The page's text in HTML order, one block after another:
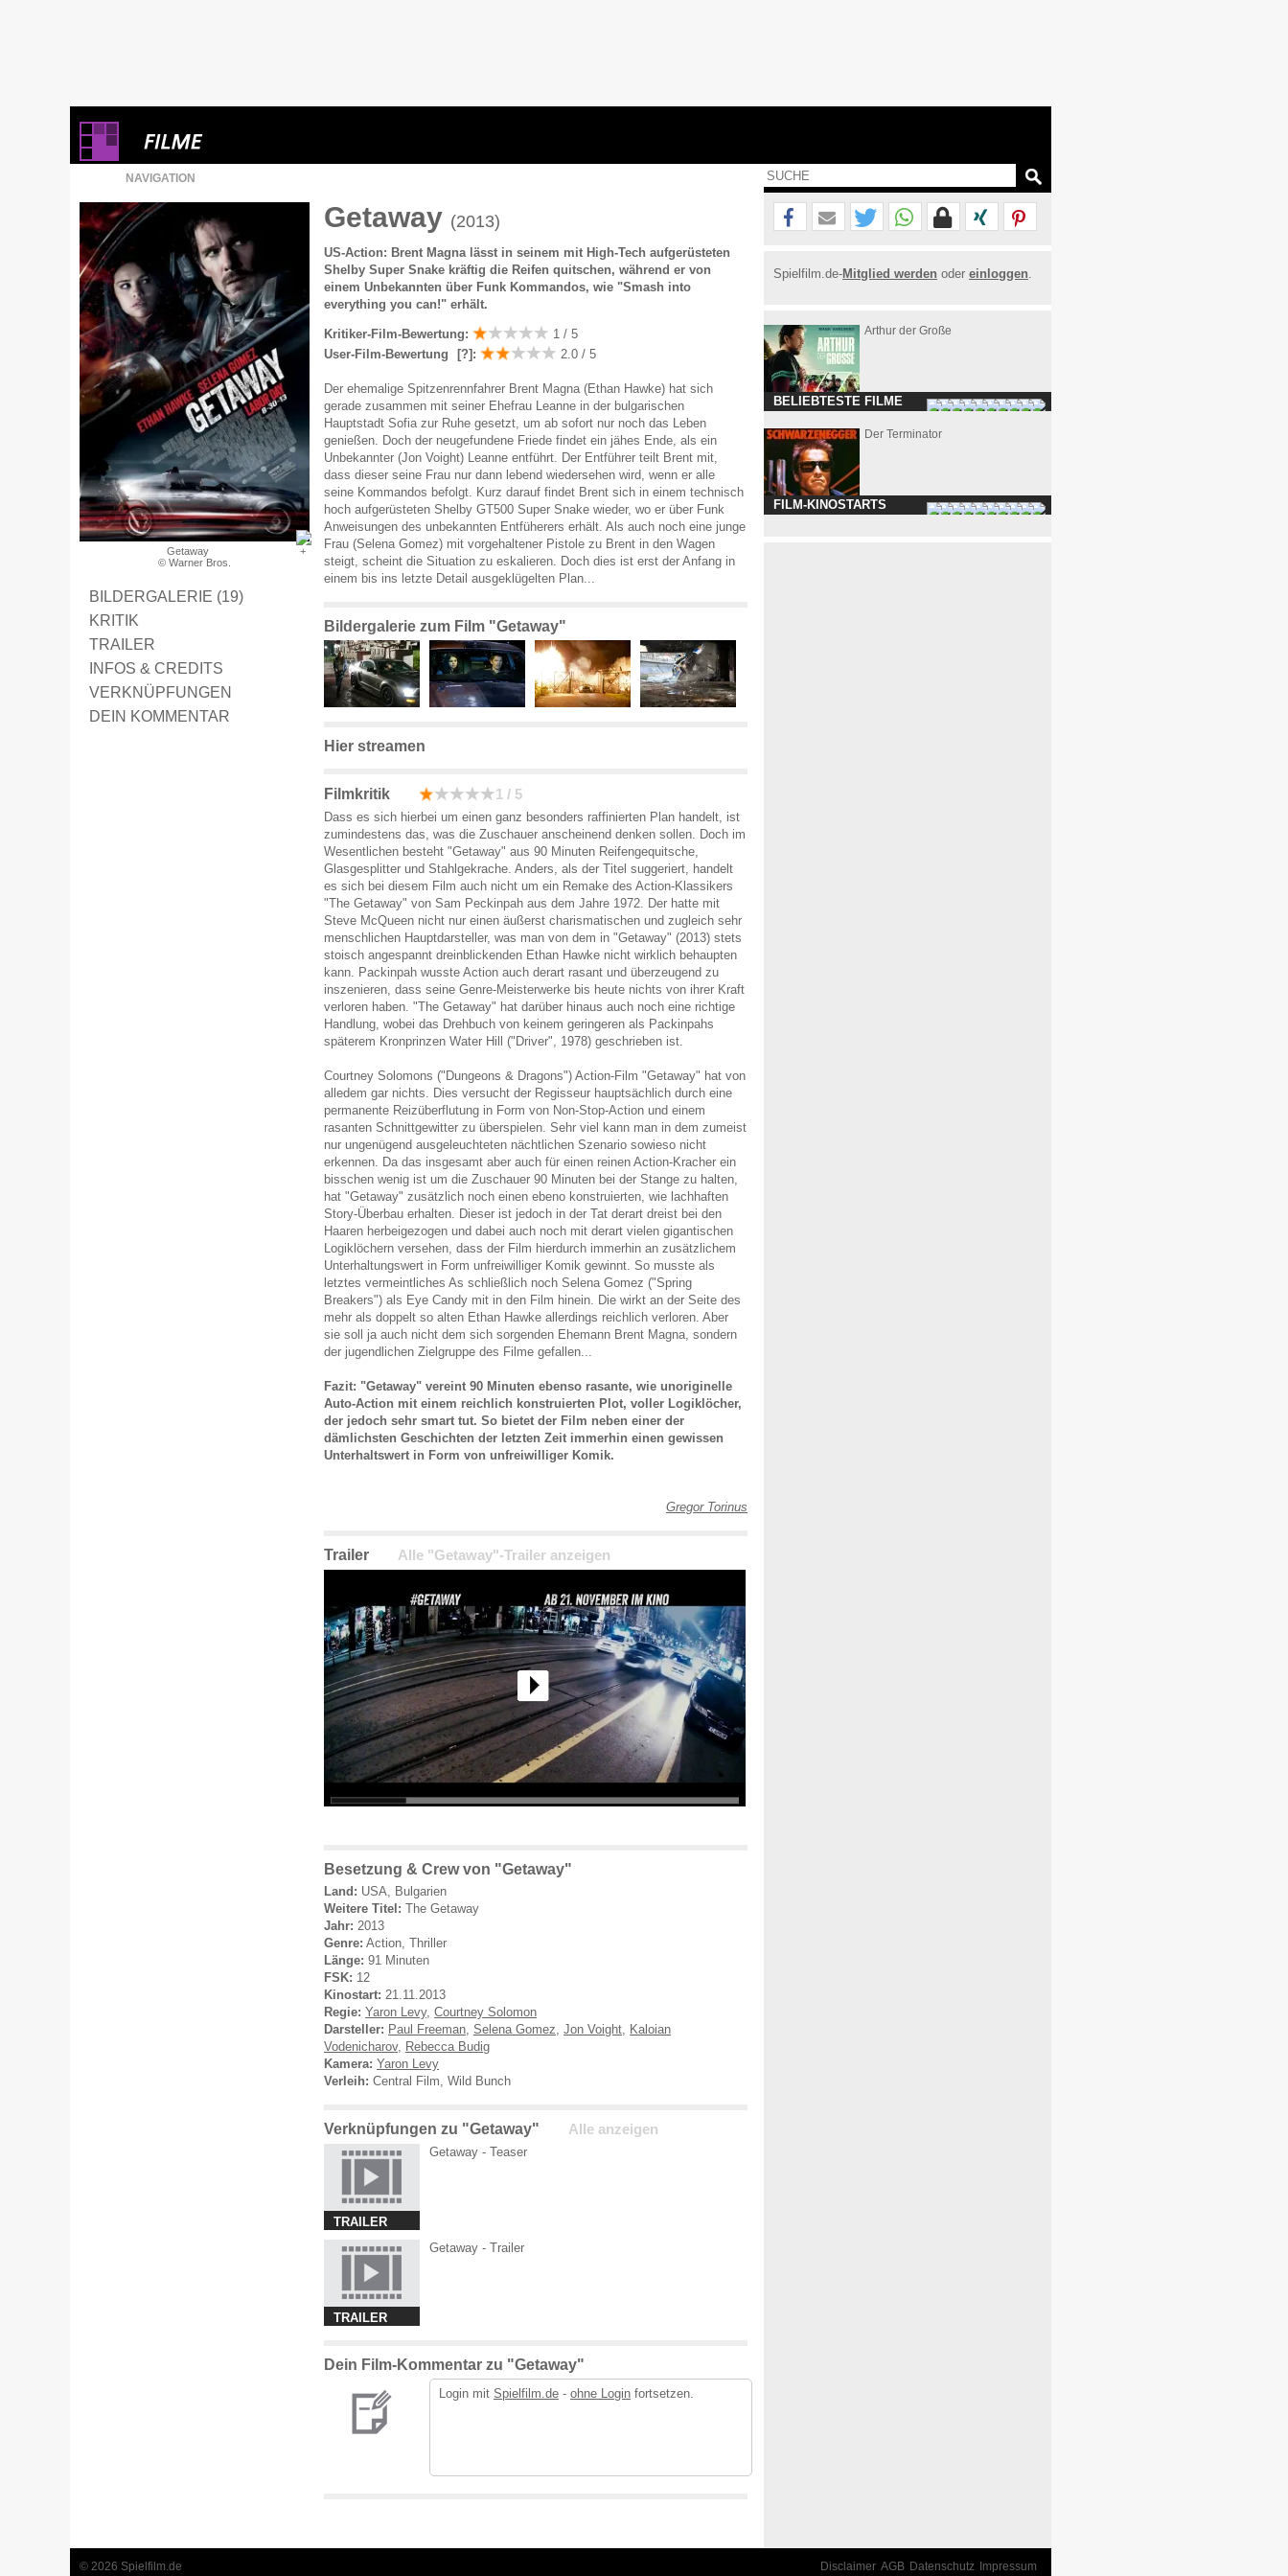
NAVIGATION
Getaway
© Warner Bros.
BILDERGALERIE (19)
KRITIK
TRAILER
INFOS & CREDITS
VERKNÜPFUNGEN
DEIN KOMMENTAR
Getaway (2013)
US-Action: Brent Magna lässt in seinem mit High-Tech aufgerüsteten
Shelby Super Snake kräftig die Reifen quitschen, während er von
einem Unbekannten über Funk Kommandos, wie "Smash into
everything you can!" erhält.
Kritiker-Film-Bewertung:
1 / 5
User-Film-Bewertung
[?] : 2.0 / 5
Der ehemalige Spitzenrennfahrer Brent Magna (Ethan Hawke) hat sich
gerade zusammen mit seiner Ehefrau Leanne in der bulgarischen
Hauptstadt Sofia zur Ruhe gesetzt, um ab sofort nur noch das Leben
genießen. Doch der neugefundene Friede findet ein jähes Ende, als ein
Unbekannter (Jon Voight) Leanne entführt. Der Entführer teilt Brent mit,
dass dieser seine Frau nur dann lebend wiedersehen wird, wenn er alle
seine Kommandos befolgt. Kurz darauf findet Brent sich in einem technisch
hoch aufgerüsteten Shelby GT500 Super Snake wieder, wo er über Funk
Anweisungen des unbekannten Entfüherers erhält. Als auch noch eine junge
Frau (Selena Gomez) mit vorgehaltener Pistole zu Brent in den Wagen
steigt, scheint die Situation zu eskalieren. Doch dies ist erst der Anfang in
einem bis ins letzte Detail ausgeklügelten Plan...
Bildergalerie zum Film "Getaway"
Hier streamen
Filmkritik 1 / 5
Dass es sich hierbei um einen ganz besonders raffinierten Plan handelt, ist
zumindestens das, was die Zuschauer anscheinend denken sollen. Doch im
Wesentlichen besteht "Getaway" aus 90 Minuten Reifengequitsche,
Glasgesplitter und Stahlgekrache. Anders, als der Titel suggeriert, handelt
es sich bei diesem Film auch nicht um ein Remake des Action-Klassikers
"The Getaway" von Sam Peckinpah aus dem Jahre 1972. Der hatte mit
Steve McQueen nicht nur einen äußerst charismatischen und zugleich sehr
menschlichen Hauptdarsteller, was man von dem in "Getaway" (2013) stets
stoisch angespannt dreinblickenden Ethan Hawke nicht wirklich behaupten
kann. Packinpah wusste Action auch derart rasant und überzeugend zu
inszenieren, dass seine Genre-Meisterwerke bis heute nichts von ihrer Kraft
verloren haben. "The Getaway" hat darüber hinaus auch noch eine richtige
Handlung, wobei das Drehbuch von keinem geringeren als Packinpahs
späterem Kronprinzen Water Hill ("Driver", 1978) geschrieben ist.
Courtney Solomons ("Dungeons & Dragons") Action-Film "Getaway" hat von
alledem gar nichts. Dies versucht der Regisseur hauptsächlich durch eine
permanente Reizüberflutung in Form von Non-Stop-Action und einem
rasanten Schnittgewitter zu überspielen. Sehr viel kann man in dem zumeist
nur ungenügend ausgeleuchteten nächtlichen Szenario sowieso nicht
erkennen. Da das insgesamt aber auch für einen reinen Action-Kracher ein
bisschen wenig ist um die Zuschauer 90 Minuten bei der Stange zu halten,
hat "Getaway" zusätzlich noch einen ebeno konstruierten, wie lachhaften
Story-Überbau erhalten. Dieser ist jedoch in der Tat derart dreist bei den
Haaren herbeigezogen und dabei auch noch mit derart vielen gigantischen
Logiklöchern versehen, dass der Film hierdurch immerhin an zusätzlichem
Unterhaltungswert in Form unfreiwilliger Komik gewinnt. So musste als
letztes vermeintliches As schließlich noch Selena Gomez ("Spring
Breakers") als Eye Candy mit in den Film hinein. Die wirkt an der Seite des
mehr als doppelt so alten Ethan Hawke allerdings reichlich verloren. Aber
sie soll ja auch nicht dem sich sorgenden Ehemann Brent Magna, sondern
der jugendlichen Zielgruppe des Filme gefallen...
Fazit: "Getaway" vereint 90 Minuten ebenso rasante, wie unoriginelle
Auto-Action mit einem reichlich konstruierten Plot, voller Logiklöcher,
der jedoch sehr smart tut. So bietet der Film neben einer der
dämlichsten Geschichten der letzten Zeit immerhin einen gewissen
Unterhaltswert in Form von unfreiwilliger Komik.
Gregor Torinus
Trailer Alle "Getaway"-Trailer anzeigen
Besetzung & Crew von "Getaway"
Land: USA, Bulgarien
Weitere Titel: The Getaway
Jahr: 2013
Genre: Action, Thriller
Länge: 91 Minuten
FSK: 12
Kinostart: 21.11.2013
Regie: Yaron Levy, Courtney Solomon
Darsteller: Paul Freeman, Selena Gomez, Jon Voight, Kaloian
Vodenicharov, Rebecca Budig
Kamera: Yaron Levy
Verleih: Central Film, Wild Bunch
Verknüpfungen zu "Getaway" Alle anzeigen
TRAILER
Getaway - Teaser
TRAILER
Getaway - Trailer
Dein Film-Kommentar zu "Getaway"
Login mit Spielfilm.de - ohne Login fortsetzen.
Spielfilm.de-Mitglied werden oder einloggen.
Arthur der Große
BELIEBTESTE FILME
Der Terminator
FILM-KINOSTARTS
© 2026 Spielfilm.de Impressum
Datenschutz
AGB
Disclaimer